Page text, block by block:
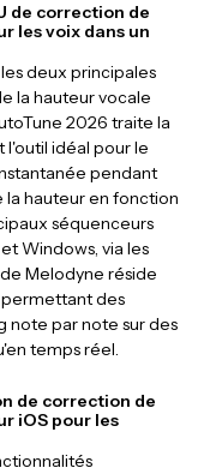
de correction de
les voix dans un
deux principales
la hauteur vocale
2026 traite la
l'outil idéal pour le
pendant
hauteur en fonction
séquenceurs
Windows, via les
Melodyne réside
des
note par note sur des
temps réel.
de correction de
iOS pour les